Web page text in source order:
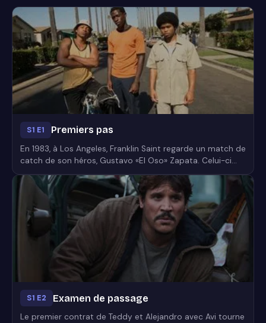
S1 E1 Premiers pas
En 1983, à Los Angeles, Franklin Saint regarde un match de
catch de son héros, Gustavo «El Oso» Zapata. Celui-ci
sa vie en travaillant pour des trafiquants de drogue. Son
contact lui donne une nouvelle mission. Franklin est lui
aussi lié au trafic...
S1 E2 Examen de passage
Le premier contrat de Teddy et Alejandro avec Avi tourne